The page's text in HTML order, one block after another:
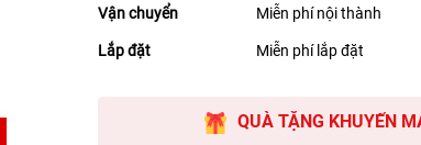
Vận chuyển Miễn phí nội thành
Lắp đặt Miễn phí lắp đặt
QUÀ TẶNG KHUYẾN